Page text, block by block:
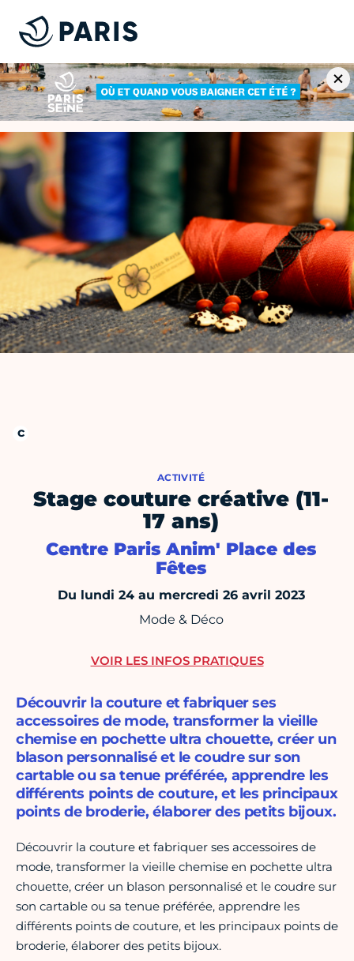
ACTIVITÉ
Stage couture créative (11-
17 ans)
Centre Paris Anim' Place des
Fêtes
Du lundi 24 au mercredi 26 avril 2023
Mode & Déco
Découvrir la couture et fabriquer ses
accessoires de mode, transformer la vieille
chemise en pochette ultra chouette, créer un
blason personnalisé et le coudre sur son
cartable ou sa tenue préférée, apprendre les
différents points de couture, et les principaux
points de broderie, élaborer des petits bijoux.
Découvrir la couture et fabriquer ses accessoires de
mode, transformer la vieille chemise en pochette ultra
chouette, créer un blason personnalisé et le coudre sur
son cartable ou sa tenue préférée, apprendre les
différents points de couture, et les principaux points de
broderie, élaborer des petits bijoux.
VOIR LES INFOS PRATIQUES